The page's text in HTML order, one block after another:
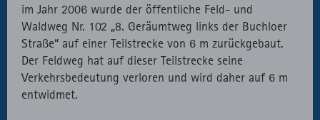
im Jahr 2006 wurde der öffentliche Feld- und
Waldweg Nr. 102 „8. Geräumtweg links der Buchloer
Straße“ auf einer Teilstrecke von 6 m zurückgebaut.
Der Feldweg hat auf dieser Teilstrecke seine
Verkehrsbedeutung verloren und wird daher auf 6 m
entwidmet.